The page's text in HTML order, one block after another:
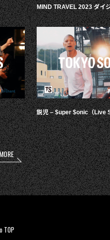
MIND TRAVEL 2023 ダイ
鋭児 – $uper $onic（Live
TOP